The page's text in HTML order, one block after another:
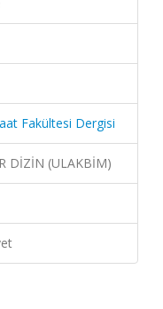
Fakültesi Dergisi
DİZİN (ULAKBİM)